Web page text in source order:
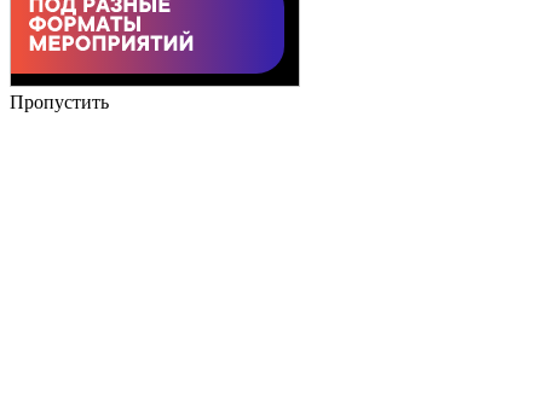
Пропустить